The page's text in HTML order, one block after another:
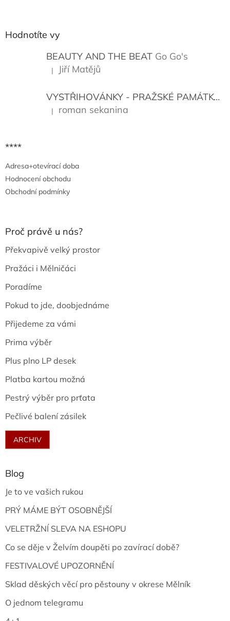
Hodnotíte vy
BEAUTY AND THE BEAT Go Go's
Hodnocení produktu je 5 z 5 hvězdiček.
| Jiří Matějů
VYSTŘIHOVÁNKY - PRAŽSKÉ PAMÁTKY
Hodnocení produktu je 5 z 5 hvězdiček.
| roman sekanina
****
Adresa+otevírací doba
Hodnocení obchodu
Obchodní podmínky
Proč právě u nás?
Překvapivě velký prostor
Pražáci i Mělničáci
Poradíme
Pokud to jde, doobjednáme
Přijedeme za vámi
Prima výběr
Plus plno LP desek
Platba kartou možná
Pestrý výběr pro prťata
Pečlivé balení zásilek
ARCHIV
Blog
Je to ve vašich rukou
PRÝ MÁME BÝT OSOBNĚJŠÍ
VELETRŽNÍ SLEVA NA ESHOPU
Co se děje v Želvím doupěti po zavírací době?
FESTIVALOVÉ UPOZORNĚNÍ
Sklad děských věcí pro pěstouny v okrese Mělník
O jednom telegramu